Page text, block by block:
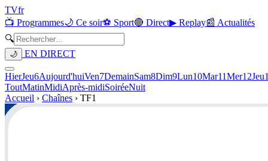
TVfr
📺 Programmes🌙 Ce soir⚽ Sport🔴 Direct▶ Replay📰 Actualités
🔍
🌙 EN DIRECT
HierJeu6Aujourd'huiVen7DemainSam8Dim9Lun10Mar11Mer12Jeu
ToutMatinMidiAprès-midiSoiréeNuit
Accueil › Chaînes › TF1